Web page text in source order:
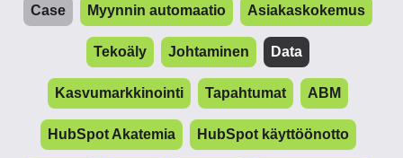
Case Myynnin automaatio Asiakaskokemus
Tekoäly Johtaminen Data
Kasvumarkkinointi Tapahtumat ABM
HubSpot Akatemia HubSpot käyttöönotto